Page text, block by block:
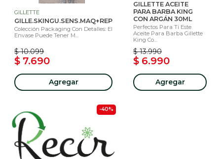
GILLETTE
GILLE.SKINGU.SENS.MAQ+REP
Colección Packaging Con Detalles: El
Envase Puede Tener M...
$ 10.099
$ 7.690
Agregar
GILLETTE ACEITE
PARA BARBA KING
CON ARGÁN 30ML
Perfectos Para Ti Este
Aceite Para Barba Gillette
King Co...
$ 13.990
$ 6.990
Agregar
-40%